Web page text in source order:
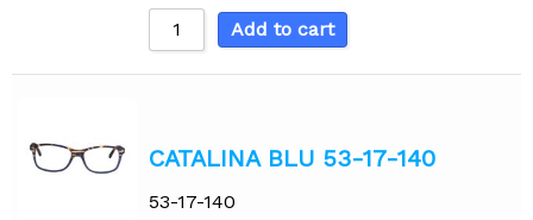
Ordenar de Z - A
Add to cart
CATALINA BLU 53-17-140
53-17-140